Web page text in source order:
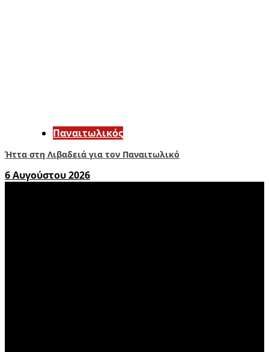
Παναιτωλικός
Ήττα στη Λιβαδειά για τον Παναιτωλικό
6 Αυγούστου 2026